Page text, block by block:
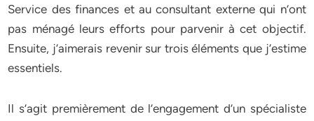
Service des finances et au consultant externe qui n’ont
pas ménagé leurs efforts pour parvenir à cet objectif.
Ensuite, j’aimerais revenir sur trois éléments que j’estime
essentiels.
Il s’agit premièrement de l’engagement d’un spécialiste